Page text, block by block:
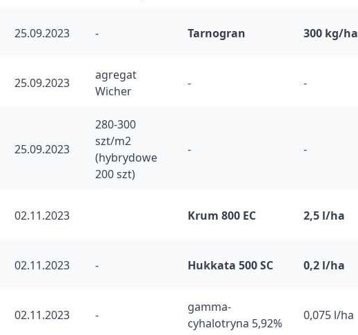
25.09.2023 - Tarnogran 300 kg/ha
25.09.2023
agregat
Wicher
- -
25.09.2023
280-300
szt/m2
(hybrydowe
200 szt)
- -
02.11.2023 Krum 800 EC 2,5 l/ha
02.11.2023 - Hukkata 500 SC 0,2 l/ha
02.11.2023 -
gamma-
cyhalotryna 5,92%
0,075 l/ha